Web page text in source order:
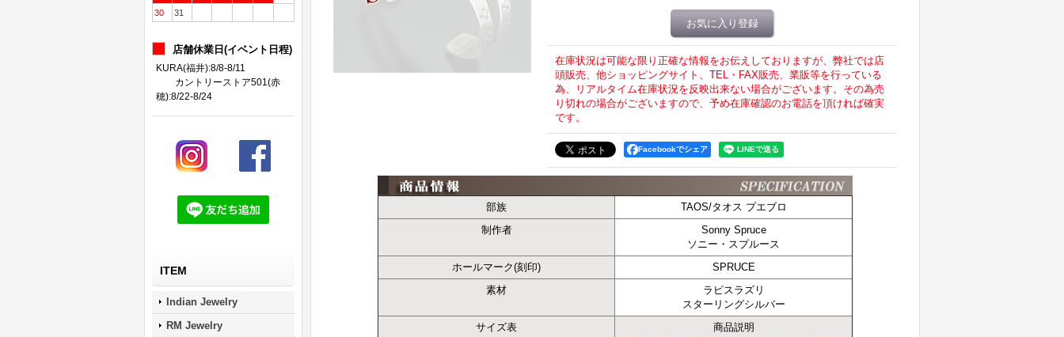
30
31
店舗休業日(イベント日程)
KURA(福井):8/8-8/11
カントリーストア501(赤
穂):8/22-8/24
ITEM
Indian Jewelry
RM Jewelry
お気に入り登録
在庫状況は可能な限り正確な情報をお伝えしておりますが、弊社では店
頭販売、他ショッピングサイト、TEL・FAX販売、業販等を行っている
為、リアルタイム在庫状況を反映出来ない場合がございます。その為売
り切れの場合がございますので、予め在庫確認のお電話を頂ければ確実
です。
Facebookでシェア
部族
TAOS/タオス プエブロ
制作者
Sonny Spruce
ソニー・スプルース
ホールマーク(刻印)
SPRUCE
素材
ラピスラズリ
スターリングシルバー
サイズ表
商品説明